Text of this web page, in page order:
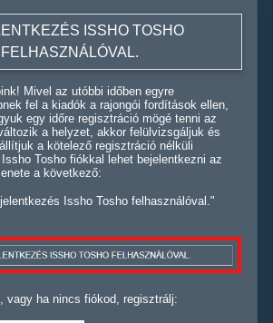
ISSHO TOSHO
FELHASZNÁLÓVAL.
Mivel az utóbbi időben egyre
fel a kiadók a rajongói fordítások ellen,
egy időre regisztráció mögé tenni az
a helyzet, akkor felülvizsgáljuk és
a kötelező regisztráció nélküli
Tosho fiókkal lehet bejelentkezni az
a következő:
Issho Tosho felhasználóval."
vagy ha nincs fiókod, regisztrálj: